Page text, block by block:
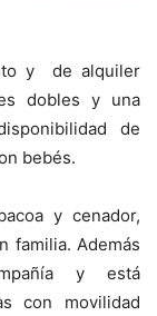
y de alquiler
dobles y una
de
bebés.
y cenador,
familia. Además
y está
con movilidad